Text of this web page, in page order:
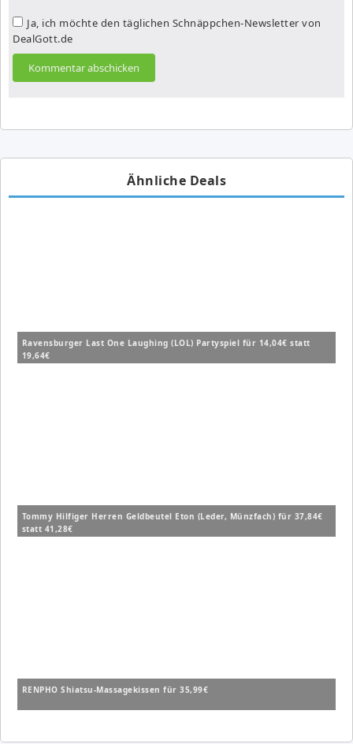
Ja, ich möchte den täglichen Schnäppchen-Newsletter von
DealGott.de
Ähnliche Deals
Ravensburger Last One Laughing (LOL) Partyspiel für 14,04€ statt
19,64€
Tommy Hilfiger Herren Geldbeutel Eton (Leder, Münzfach) für 37,84€
statt 41,28€
RENPHO Shiatsu-Massagekissen für 35,99€